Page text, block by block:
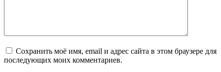
Сохранить моё имя, email и адрес сайта в этом браузере для
последующих моих комментариев.